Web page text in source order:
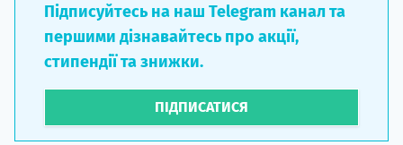
Підписуйтесь на наш Telegram канал та
першими дізнавайтесь про акції,
стипендії та знижки.
ПІДПИСАТИСЯ